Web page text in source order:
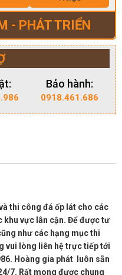
- PHÁT TRIỂN
Bảo hành:
0918.461.686
thi công đá ốp lát cho các
khu vực lân cận. Để được tư
như các hạng mục thi
vui lòng liên hệ trực tiếp tới
Hoàng gia phát luôn sẵn
7. Rất mong được chung